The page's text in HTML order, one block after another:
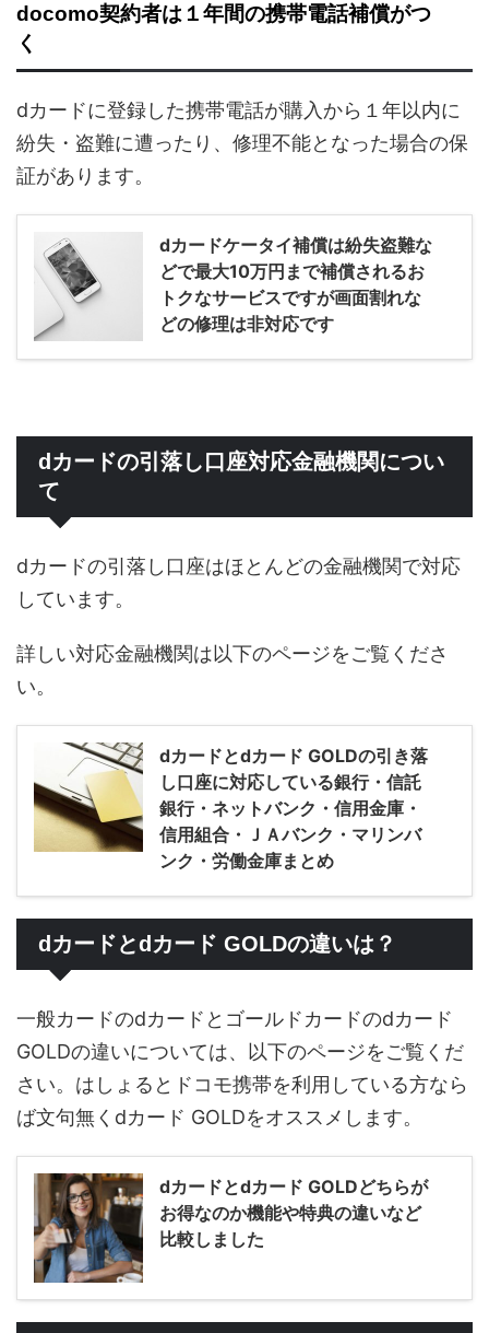
docomo契約者は１年間の携帯電話補償がつ
く
dカードに登録した携帯電話が購入から１年以内に
紛失・盗難に遭ったり、修理不能となった場合の保
証があります。
dカードケータイ補償は紛失盗難な
どで最大10万円まで補償されるお
トクなサービスですが画面割れな
どの修理は非対応です
dカードの引落し口座対応金融機関につい
て
dカードの引落し口座はほとんどの金融機関で対応
しています。
詳しい対応金融機関は以下のページをご覧くださ
い。
dカードとdカード GOLDの引き落
し口座に対応している銀行・信託
銀行・ネットバンク・信用金庫・
信用組合・ＪＡバンク・マリンバ
ンク・労働金庫まとめ
dカードとdカード GOLDの違いは？
一般カードのdカードとゴールドカードのdカード
GOLDの違いについては、以下のページをご覧くだ
さい。はしょるとドコモ携帯を利用している方なら
ば文句無くdカード GOLDをオススメします。
dカードとdカード GOLDどちらが
お得なのか機能や特典の違いなど
比較しました